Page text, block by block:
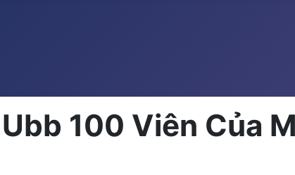
100 Viên Của